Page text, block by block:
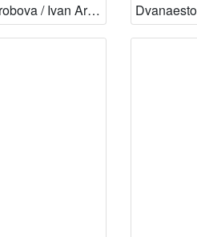
Duše robova / Ivan Aralica ; pogovor Josip Pavičić